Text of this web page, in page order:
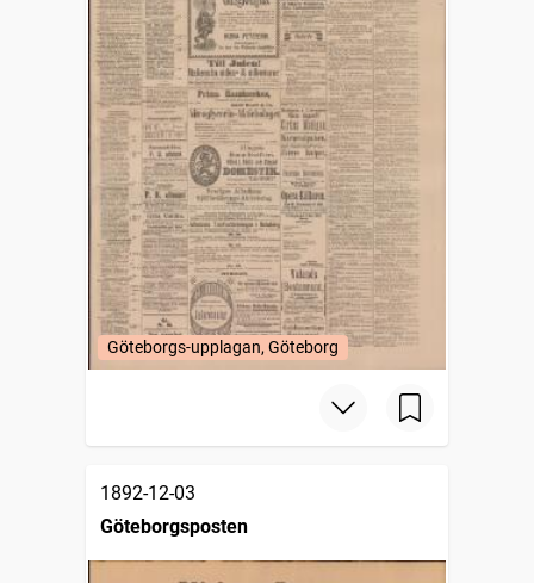
Göteborgs-upplagan, Göteborg
1892-12-03
Göteborgsposten